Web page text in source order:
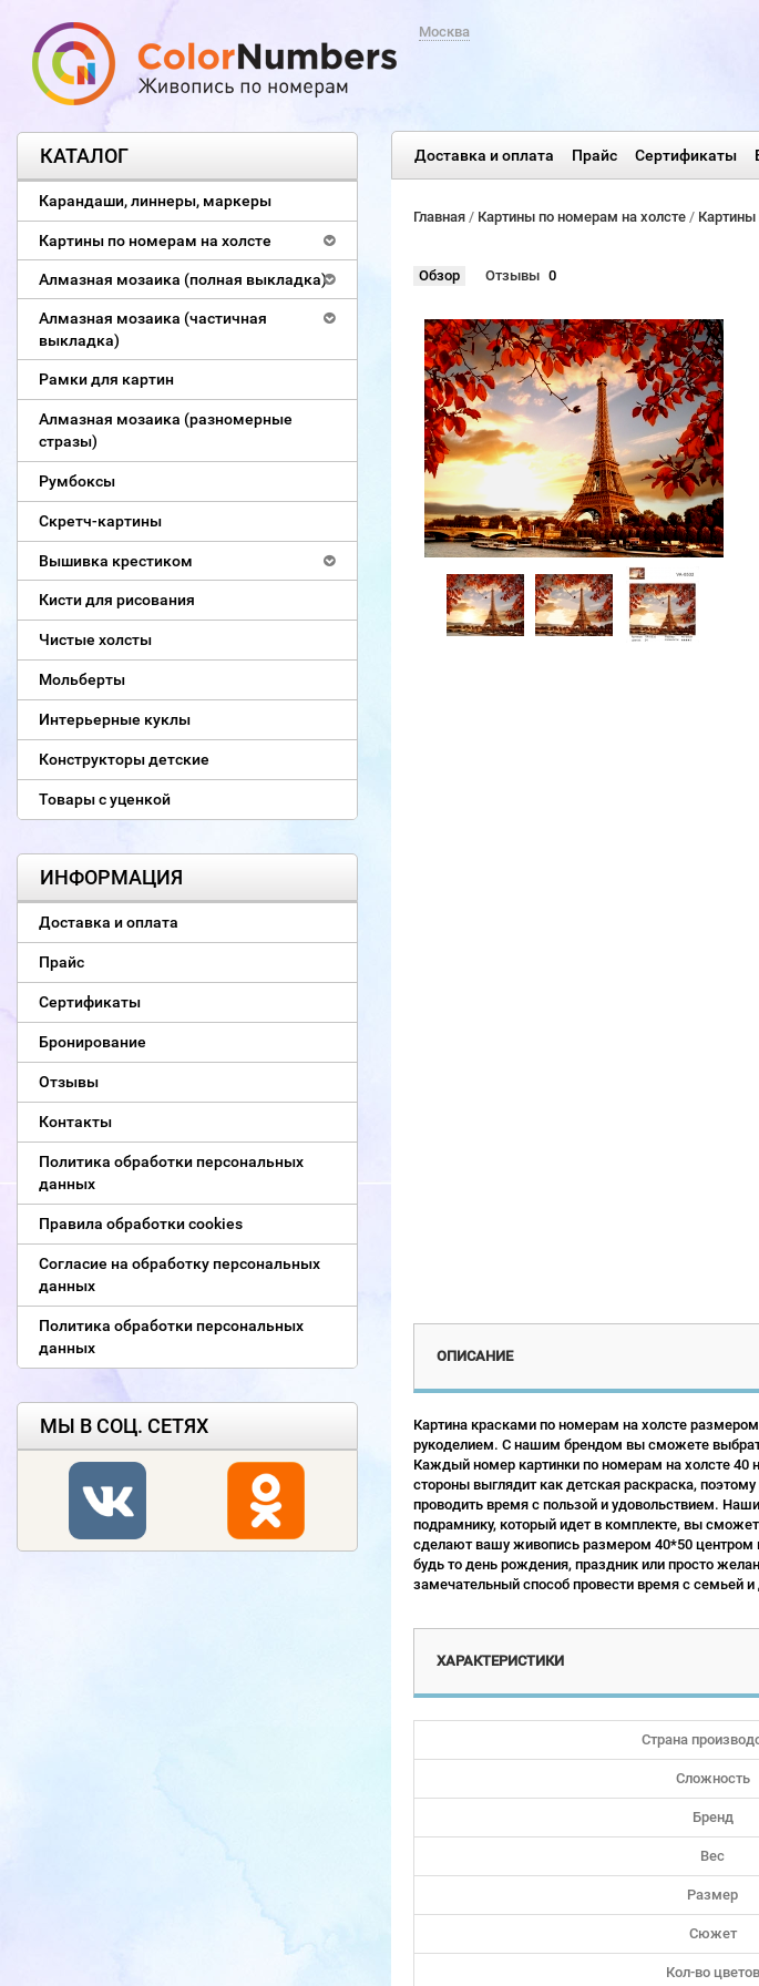
Москва
Доставка и оплата Прайс Сертификаты
КАТАЛОГ
Карандаши, линнеры, маркеры
Картины по номерам на холсте
Алмазная мозаика (полная выкладка)
Алмазная мозаика (частичная
выкладка)
Рамки для картин
Алмазная мозаика (разномерные
стразы)
Румбоксы
Скретч-картины
Вышивка крестиком
Кисти для рисования
Чистые холсты
Мольберты
Интерьерные куклы
Конструкторы детские
Товары с уценкой
ИНФОРМАЦИЯ
Доставка и оплата
Прайс
Сертификаты
Бронирование
Отзывы
Контакты
Политика обработки персональных
данных
Правила обработки cookies
Согласие на обработку персональных
данных
Политика обработки персональных
данных
МЫ В СОЦ. СЕТЯХ
Главная/ Картины по номерам на холсте /
Обзор Отзывы 0
ОПИСАНИЕ
Картина красками по номерам на холсте
рукоделием. С нашим брендом вы сможете
Каждый номер картинки по номерам на холсте 40
стороны выглядит как детская раскраска,
проводить время с пользой и удовольствием.
подрамнику, который идет в комплекте, вы
сделают вашу живопись размером 40*50 центром
будь то день рождения, праздник или просто
замечательный способ провести время с
ХАРАКТЕРИСТИКИ
Страна
Сложность
Бренд
Вес
Размер
Сюжет
Кол-во цветов